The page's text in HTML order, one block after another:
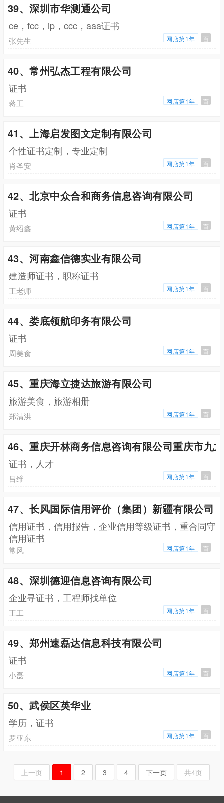
39、深圳市华测通公司
ce，fcc，ip，ccc，aaa证书
张先生 网店第1年 百
40、常州弘杰工程有限公司
证书
蒋工 网店第1年 百
41、上海启发图文定制有限公司
个性证书定制，专业定制
肖圣安 网店第1年 百
42、北京中众合和商务信息咨询有限公司
证书
黄绍鑫 网店第1年 百
43、河南鑫信德实业有限公司
建造师证书，职称证书
王老师 网店第1年 百
44、娄底领航印务有限公司
证书
周美食 网店第1年 百
45、重庆海立捷达旅游有限公司
旅游美食，旅游相册
郑清洪 网店第1年 百
46、重庆开林商务信息咨询有限公司重庆市九
证书，人才
吕维 网店第1年 百
47、长风国际信用评价（集团）新疆有限公司
信用证书，信用报告，企业信用等级证书，重合同守
信用证书
常风 网店第1年 百
48、深圳德迎信息咨询有限公司
企业寻证书，工程师找单位
王工 网店第1年 百
49、郑州速磊达信息科技有限公司
证书
小磊 网店第1年 百
50、武侯区英华业
学历，证书
罗亚东 网店第1年 百
上一页 1 2 3 4 下一页 共4页